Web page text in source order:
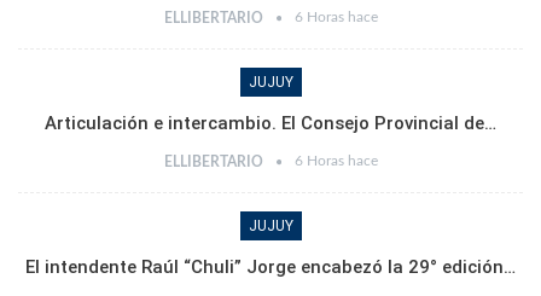
ELLIBERTARIO 6 Horas hace
JUJUY
Articulación e intercambio. El Consejo Provincial de…
ELLIBERTARIO 6 Horas hace
JUJUY
El intendente Raúl “Chuli” Jorge encabezó la 29° edición…